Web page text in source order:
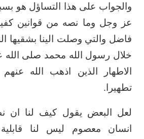
والجواب على هذا التساؤل هو
عز وجل وما نصه من قوانين
فاضل والتي وصلت الينا بشقيها
خلال رسول الله محمد ‏صلى الله
الاطهار الذين اذهب الله
تطهيرا.‏
لعل البعض يقول كيف لنا ان
انسان معصوم ليس لنا